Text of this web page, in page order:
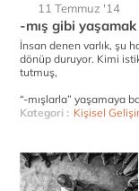
11 Temmuz '14
-mış gibi yaşamak
İnsan denen varlık, şu
dönüp duruyor. Kimi
tutmuş,
“-mışlarla” yaşamaya
Kategori : Kişisel